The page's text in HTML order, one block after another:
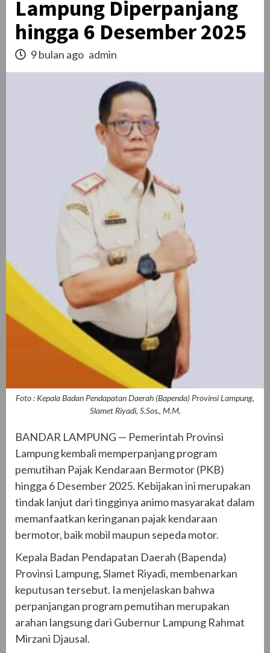
Lampung Diperpanjang
hingga 6 Desember 2025
9 bulan ago admin
Foto : Kepala Badan Pendapatan Daerah (Bapenda) Provinsi Lampung,
Slamet Riyadi, S.Sos., M.M.
BANDAR LAMPUNG — Pemerintah Provinsi
Lampung kembali memperpanjang program
pemutihan Pajak Kendaraan Bermotor (PKB)
hingga 6 Desember 2025. Kebijakan ini merupakan
tindak lanjut dari tingginya animo masyarakat dalam
memanfaatkan keringanan pajak kendaraan
bermotor, baik mobil maupun sepeda motor.
Kepala Badan Pendapatan Daerah (Bapenda)
Provinsi Lampung, Slamet Riyadi, membenarkan
keputusan tersebut. Ia menjelaskan bahwa
perpanjangan program pemutihan merupakan
arahan langsung dari Gubernur Lampung Rahmat
Mirzani Djausal.